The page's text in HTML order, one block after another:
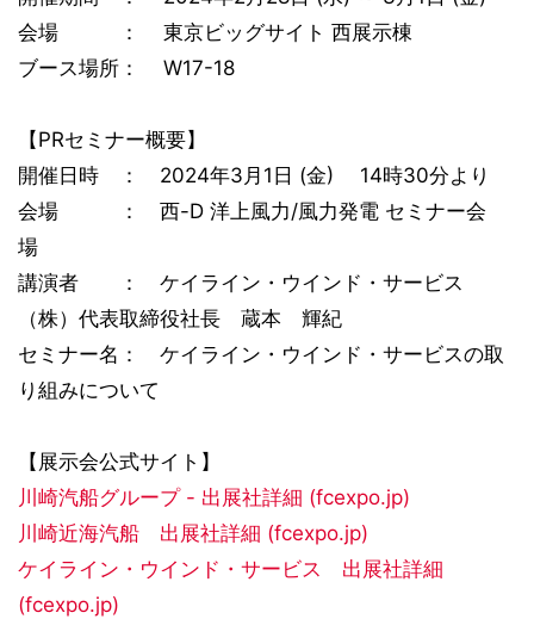
会場 ： 東京ビッグサイト 西展示棟
ブース場所： W17-18
【PRセミナー概要】
開催日時 ： 2024年3月1日 (金) 14時30分より
会場 ： 西-D 洋上風力/風力発電 セミナー会
場
講演者 ： ケイライン・ウインド・サービス
（株）代表取締役社長 蔵本 輝紀
セミナー名： ケイライン・ウインド・サービスの取
り組みについて
【展示会公式サイト】
川崎汽船グループ - 出展社詳細 (fcexpo.jp)
川崎近海汽船 出展社詳細 (fcexpo.jp)
ケイライン・ウインド・サービス 出展社詳細
(fcexpo.jp)